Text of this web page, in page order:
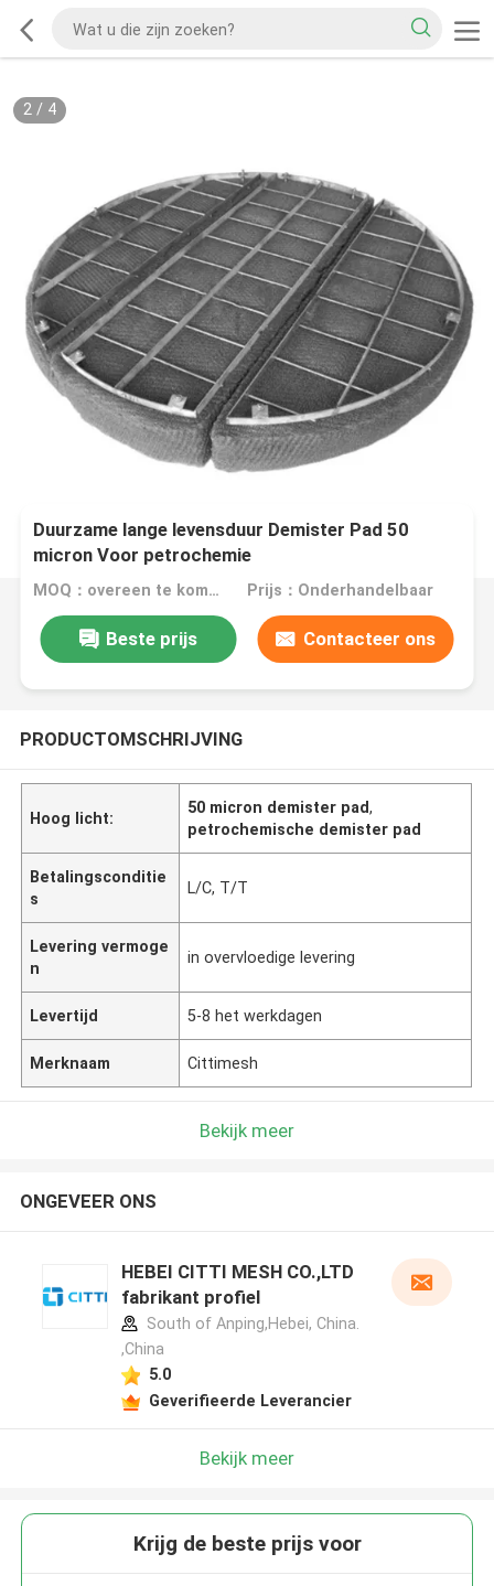
2/ 4
Duurzame lange levensduur Demister Pad 50
micron Voor petrochemie
MOQ：overeen te komen Prijs：Onderhandelbaar
Beste prijs Contacteer ons
PRODUCTOMSCHRIJVING
Hoog licht:
50 micron demister pad,
petrochemische demister pad
Betalingsconditie
s
L/C, T/T
Levering vermoge
n
in overvloedige levering
Levertijd 5-8 het werkdagen
Merknaam Cittimesh
Bekijk meer
ONGEVEER ONS
HEBEI CITTI MESH CO.,LTD
fabrikant profiel
South of Anping,Hebei, China.
,China
5.0
Geverifieerde Leverancier
Bekijk meer
Krijg de beste prijs voor